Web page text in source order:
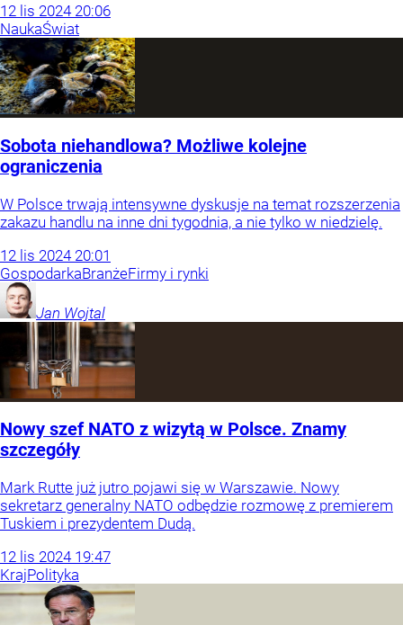
12 lis 2024 20:06
NaukaŚwiat
Sobota niehandlowa? Możliwe kolejne
ograniczenia
W Polsce trwają intensywne dyskusje na temat rozszerzenia
zakazu handlu na inne dni tygodnia, a nie tylko w niedzielę.
12 lis 2024 20:01
GospodarkaBranżeFirmy i rynki
Jan Wojtal
Nowy szef NATO z wizytą w Polsce. Znamy
szczegóły
Mark Rutte już jutro pojawi się w Warszawie. Nowy
sekretarz generalny NATO odbędzie rozmowę z premierem
Tuskiem i prezydentem Dudą.
12 lis 2024 19:47
KrajPolityka